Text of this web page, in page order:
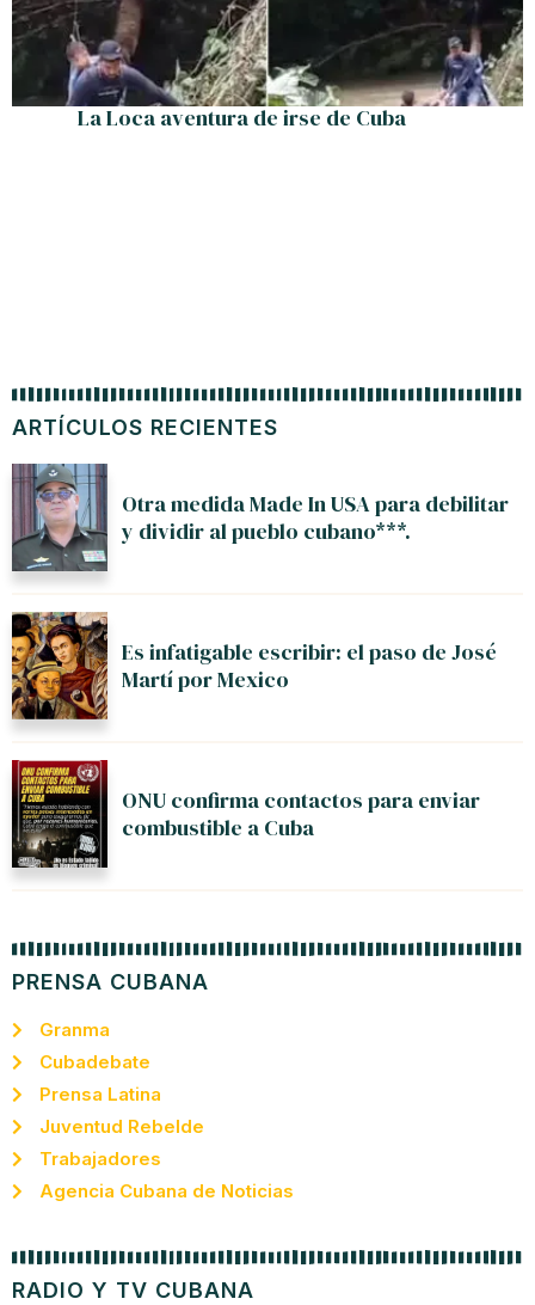
ARTÍCULOS RECIENTES
Otra medida Made In USA para debilitar
y dividir al pueblo cubano***.
Es infatigable escribir: el paso de José
Martí por Mexico
ONU confirma contactos para enviar
combustible a Cuba
PRENSA CUBANA
Granma
Cubadebate
Prensa Latina
Juventud Rebelde
Trabajadores
Agencia Cubana de Noticias
RADIO Y TV CUBANA
La Loca aventura de irse de Cuba